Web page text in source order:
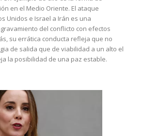
en el Medio Oriente. El ataque
Unidos e Israel a Irán es una
del conflicto con efectos
su errática conducta refleja que no
de salida que de viabilidad a un alto el
la posibilidad de una paz estable.